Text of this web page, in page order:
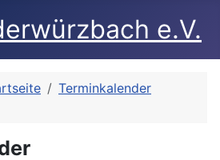
e.V.
Terminkalender